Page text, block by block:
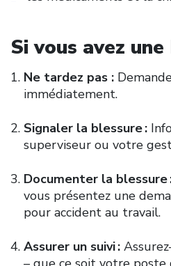
Si vous avez une
Ne tardez pas :
immédiatement.
Signaler la blessure :
superviseur ou votre
Documenter la blessure
vous présentez une
pour accident au travail.
Assurer un suivi :